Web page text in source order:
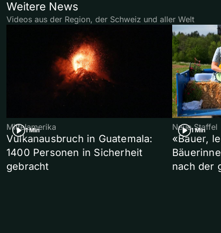
Weitere News
Videos aus der Region, der Schweiz und aller Welt
1 Min
Mittelamerika
Vulkanausbruch in Guatemala:
1400 Personen in Sicherheit
gebracht
1 Min
Neue Staffel
«Bauer,
nach der